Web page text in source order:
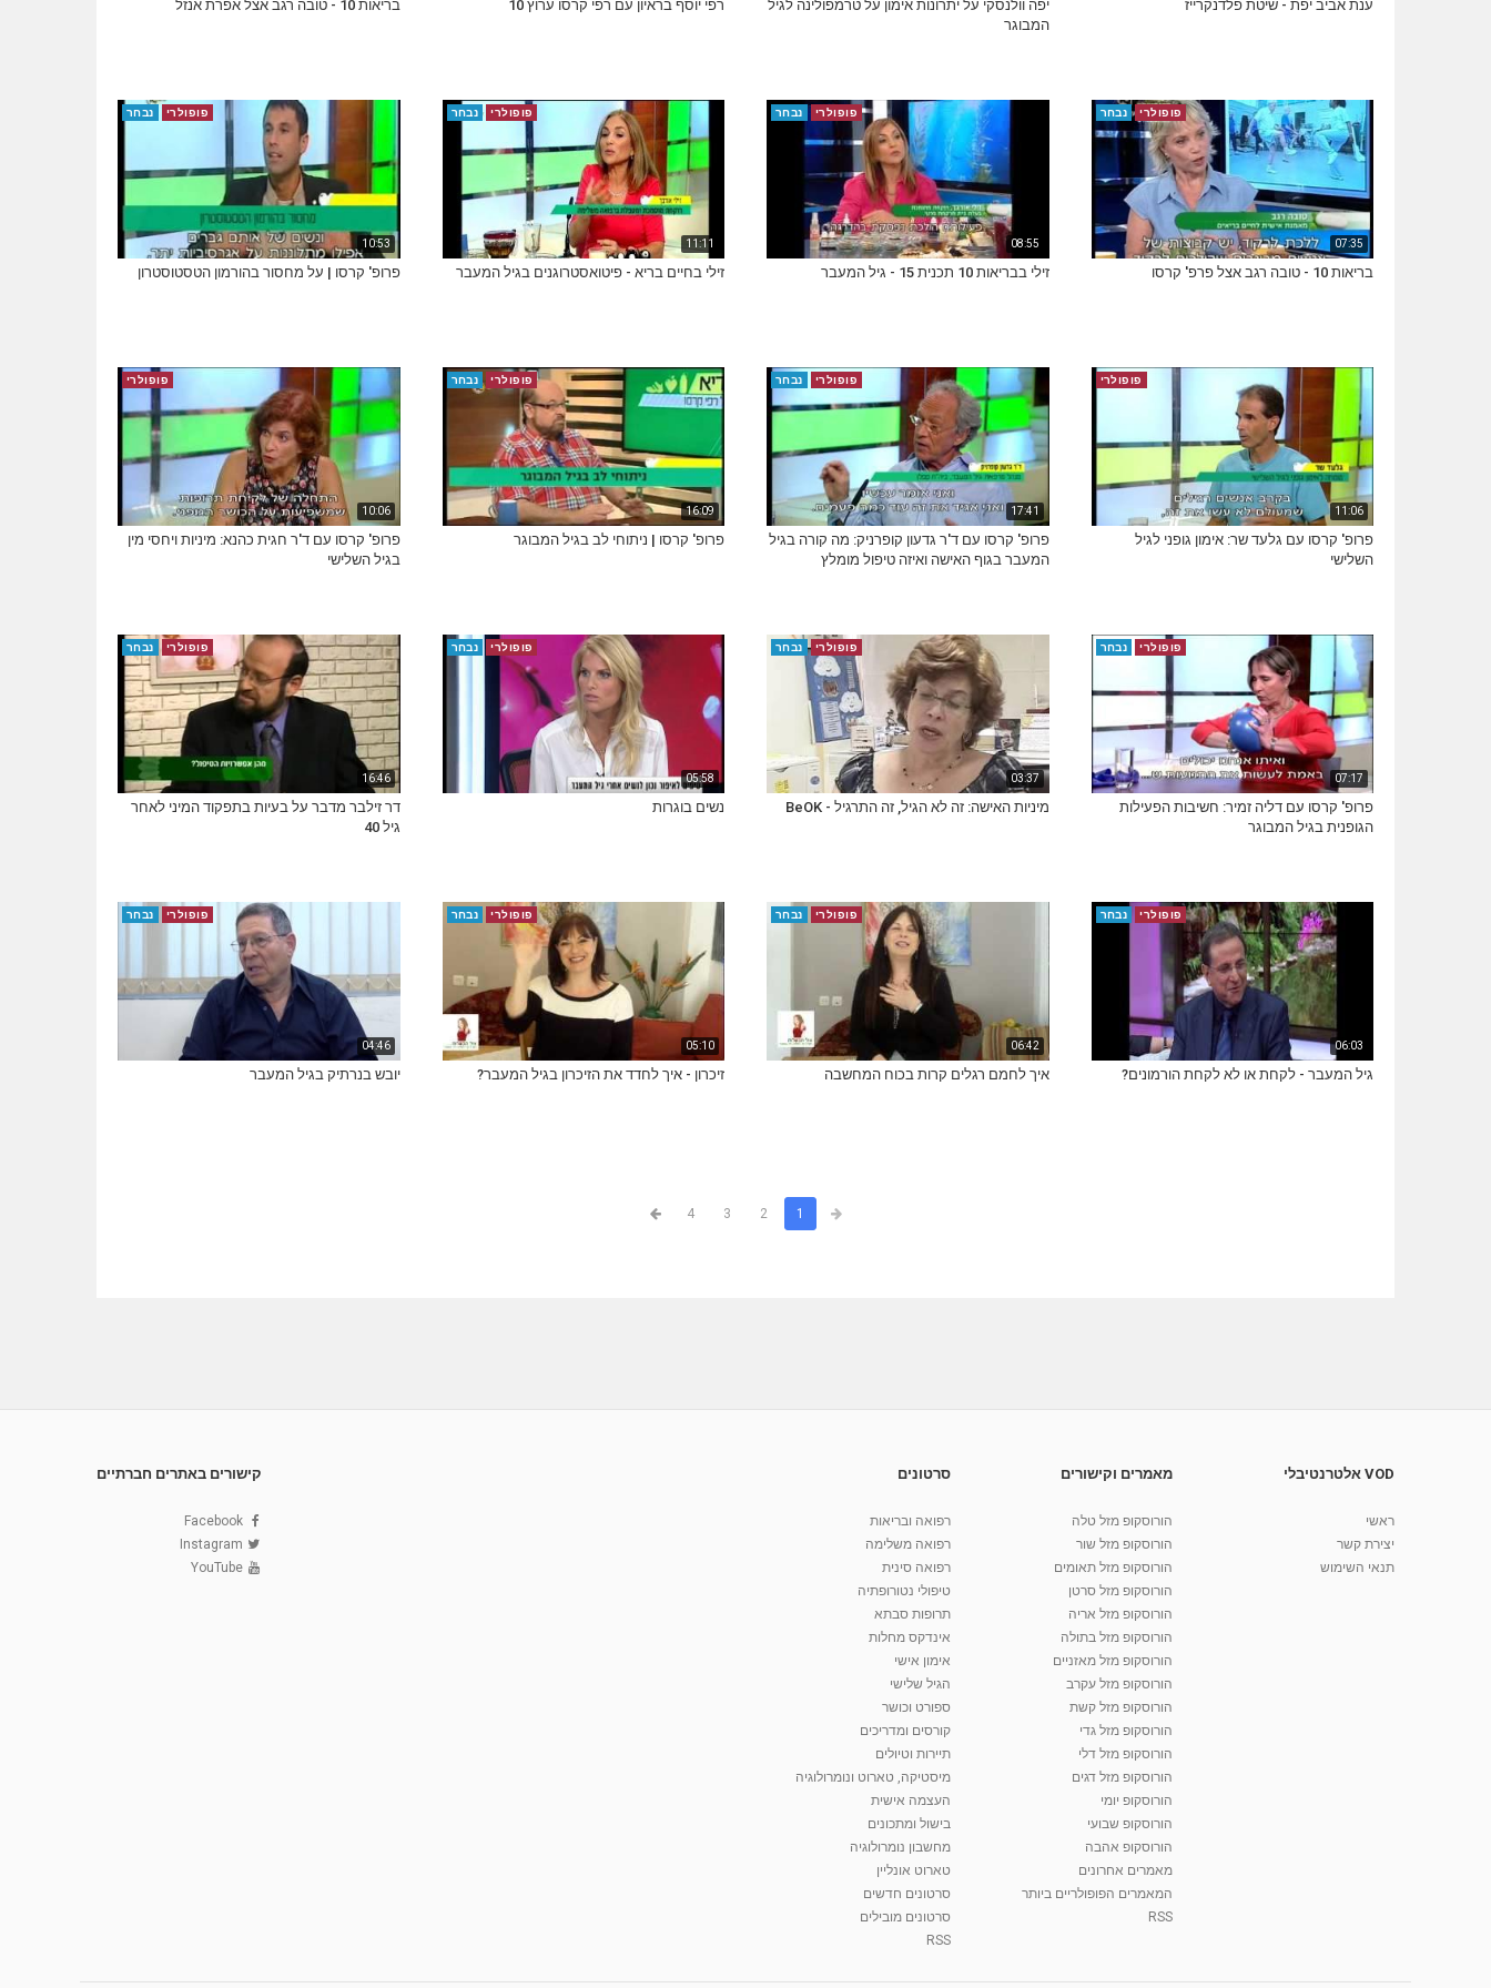
ענת אביב יפת - שיטת פלדנקרייז
יפה וולנסקי על יתרונות אימון על טרמפולינה לגיל
המבוגר
רפי יוסף בראיון עם רפי קרסו ערוץ 10 בריאות 10 - טובה רגב אצל אפרת אנזל
07:35
פופולרי נבחר
בריאות 10 - טובה רגב אצל פרפ' קרסו
08:55
פופולרי נבחר
זילי בבריאות 10 תכנית 15 - גיל המעבר
11:11
פופולרי נבחר
זילי בחיים בריא - פיטואסטרוגנים בגיל המעבר
10:53
פופולרי נבחר
פרופ' קרסו | על מחסור בהורמון הטסטוסטרון
11:06
פופולרי
פרופ' קרסו עם גלעד שר: אימון גופני לגיל
השלישי
17:41
פופולרי נבחר
פרופ' קרסו עם ד'ר גדעון קופרניק: מה קורה בגיל
המעבר בגוף האישה ואיזה טיפול מומלץ
16:09
פופולרי נבחר
פרופ' קרסו | ניתוחי לב בגיל המבוגר
10:06
פופולרי
פרופ' קרסו עם ד'ר חגית כהנא: מיניות ויחסי מין
בגיל השלישי
07:17
פופולרי נבחר
פרופ' קרסו עם דליה זמיר: חשיבות הפעילות
הגופנית בגיל המבוגר
03:37
פופולרי נבחר
מיניות האישה: זה לא הגיל, זה התרגיל - BeOK
05:58
פופולרי נבחר
נשים בוגרות
16:46
פופולרי נבחר
דר זילבר מדבר על בעיות בתפקוד המיני לאחר
גיל 40
06:03
פופולרי נבחר
גיל המעבר - לקחת או לא לקחת הורמונים?
06:42
פופולרי נבחר
איך לחמם רגלים קרות בכוח המחשבה
05:10
פופולרי נבחר
זיכרון - איך לחדד את הזיכרון בגיל המעבר?
04:46
פופולרי נבחר
יובש בנרתיק בגיל המעבר
1
2
3
4
VOD אלטרנטיבלי
ראשי
יצירת קשר
תנאי השימוש
מאמרים וקישורים
הורוסקופ מזל טלה
הורוסקופ מזל שור
הורוסקופ מזל תאומים
הורוסקופ מזל סרטן
הורוסקופ מזל אריה
הורוסקופ מזל בתולה
הורוסקופ מזל מאזניים
הורוסקופ מזל עקרב
הורוסקופ מזל קשת
הורוסקופ מזל גדי
הורוסקופ מזל דלי
הורוסקופ מזל דגים
הורוסקופ יומי
הורוסקופ שבועי
הורוסקופ אהבה
מאמרים אחרונים
המאמרים הפופולריים ביותר
RSS
סרטונים
רפואה ובריאות
רפואה משלימה
רפואה סינית
טיפולי נטורופתיה
תרופות סבתא
אינדקס מחלות
אימון אישי
הגיל שלישי
ספורט וכושר
קורסים ומדריכים
תיירות וטיולים
מיסטיקה, טארוט ונומרולוגיה
העצמה אישית
בישול ומתכונים
מחשבון נומרולוגיה
טארוט אונליין
סרטונים חדשים
סרטונים מובילים
RSS
קישורים באתרים חברתיים
Facebook
Instagram
YouTube